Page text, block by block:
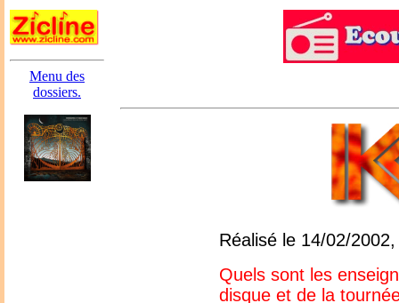
Menu des
dossiers.
Réalisé le 14/02/
Quels sont les
disque et de la